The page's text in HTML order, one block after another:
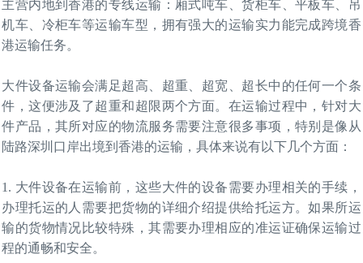
主营内地到香港的专线运输：厢式吨车、货柜车、平板车、吊
机车、冷柜车等运输车型，拥有强大的运输实力能完成跨境香
港运输任务。
大件设备运输会满足超高、超重、超宽、超长中的任何一个条
件，这便涉及了超重和超限两个方面。在运输过程中，针对大
件产品，其所对应的物流服务需要注意很多事项，特别是像从
陆路深圳口岸出境到香港的运输，具体来说有以下几个方面：
1. 大件设备在运输前，这些大件的设备需要办理相关的手续，
办理托运的人需要把货物的详细介绍提供给托运方。如果所运
输的货物情况比较特殊，其需要办理相应的准运证确保运输过
程的通畅和安全。